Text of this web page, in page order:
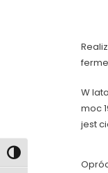
Toggle High Contrast
W
moc
jest